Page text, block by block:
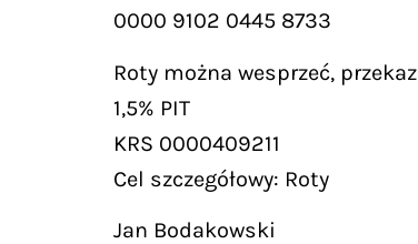
0000 9102 0445 8733
Roty można wesprzeć,
1,5% PIT
KRS 0000409211
Cel szczegółowy: Roty
Jan Bodakowski